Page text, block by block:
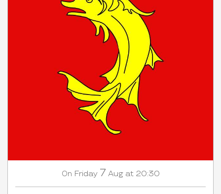
On Friday 7 Aug at 20:30